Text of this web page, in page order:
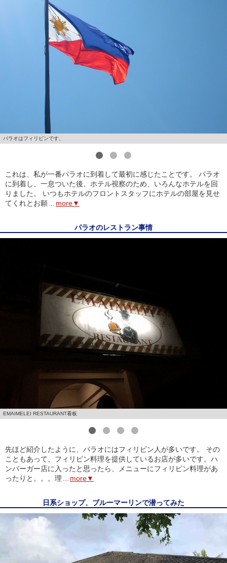
パラオはフィリピンです。
これは、私が一番パラオに到着して最初に感じたことです。 パラオ
に到着し、一息ついた後、ホテル視察のため、いろんなホテルを回
りました。 いつもホテルのフロントスタッフにホテルの部屋を見せ
てくれとお願
more▼
パラオのレストラン事情
EMAIMELEI RESTAURANT看板
先ほど紹介したように、パラオにはフィリピン人が多いです。 その
こともあって、フィリピン料理を提供しているお店が多いです。ハ
ンバーガー店に入ったと思ったら、メニューにフィリピン料理があ
ったりと。。。理
more▼
日系ショップ、ブルーマーリンで潜ってみた